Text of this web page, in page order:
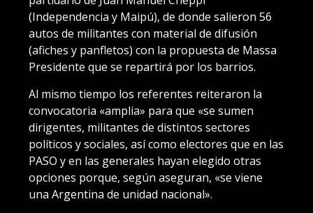
(Independencia y Maipú), de donde salieron 56
autos de militantes con material de difusión
(afiches y panfletos) con la propuesta de Massa
Presidente que se repartirá por los barrios.
Al mismo tiempo los referentes reiteraron la
convocatoria «amplia» para que «se sumen
dirigentes, militantes de distintos sectores
políticos y sociales, así como electores que en las
PASO y en las generales hayan elegido otras
opciones porque, según aseguran, «se viene
una Argentina de unidad nacional».